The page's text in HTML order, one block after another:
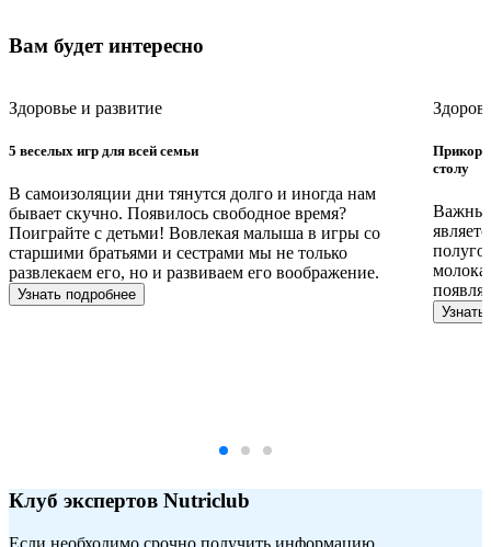
Вам будет интересно
Здоровье и развитие
5 веселых игр для всей семьи
В самоизоляции дни тянутся долго и иногда нам
бывает скучно. Появилось свободное время?
Поиграйте с детьми! Вовлекая малыша в игры со
старшими братьями и сестрами мы не только
развлекаем его, но и развиваем его воображение.
Узнать подробнее
столу
Узнать
Клуб экспертов Nutriclub
Если необходимо срочно получить информацию,